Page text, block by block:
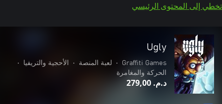
تخطي إلى المحتوى الرئيسي
Ugly
Graffiti Games
• لعبة المنصة • الأحجية والتريفيا
•
الحركة والمغامرة
د.م.‏ 279,00